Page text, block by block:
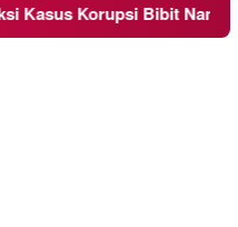
Bibit Nanas Sulsel Rp